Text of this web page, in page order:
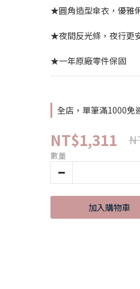
★圓角造型傘衣，優雅
★夜間反光條，夜行更
★一年原廠零件保固
全店，單筆滿1000免
NT$1,311
數量
加入購物車